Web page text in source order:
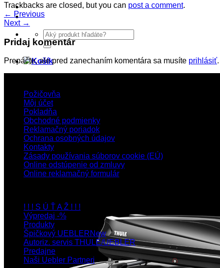
Predajne
Naši Uebler Partneri
Hľadať:
Trackbacks are closed, but you can post a comment.
← Previous
Next →
Pridaj komentár
Prepáčte, ale pred zanechaním komentára sa musíte prihlásiť.
Požičovňa
Môj účet
Pokladňa
Obchodné podmienky
Reklamačný poriadok
Ochrana osobných údajov
Kontakty
Zásady používania súborov cookie (EÚ)
Online odstúpenie od zmluvy
Online reklamačný formulár
! ! ! S Ú Ť A Ž ! ! !
Výpredaj -%
Produkty
Špičkový UEBLER
Autoriz. servis THULE/UEBLER
Predajne
Naši Uebler Partneri